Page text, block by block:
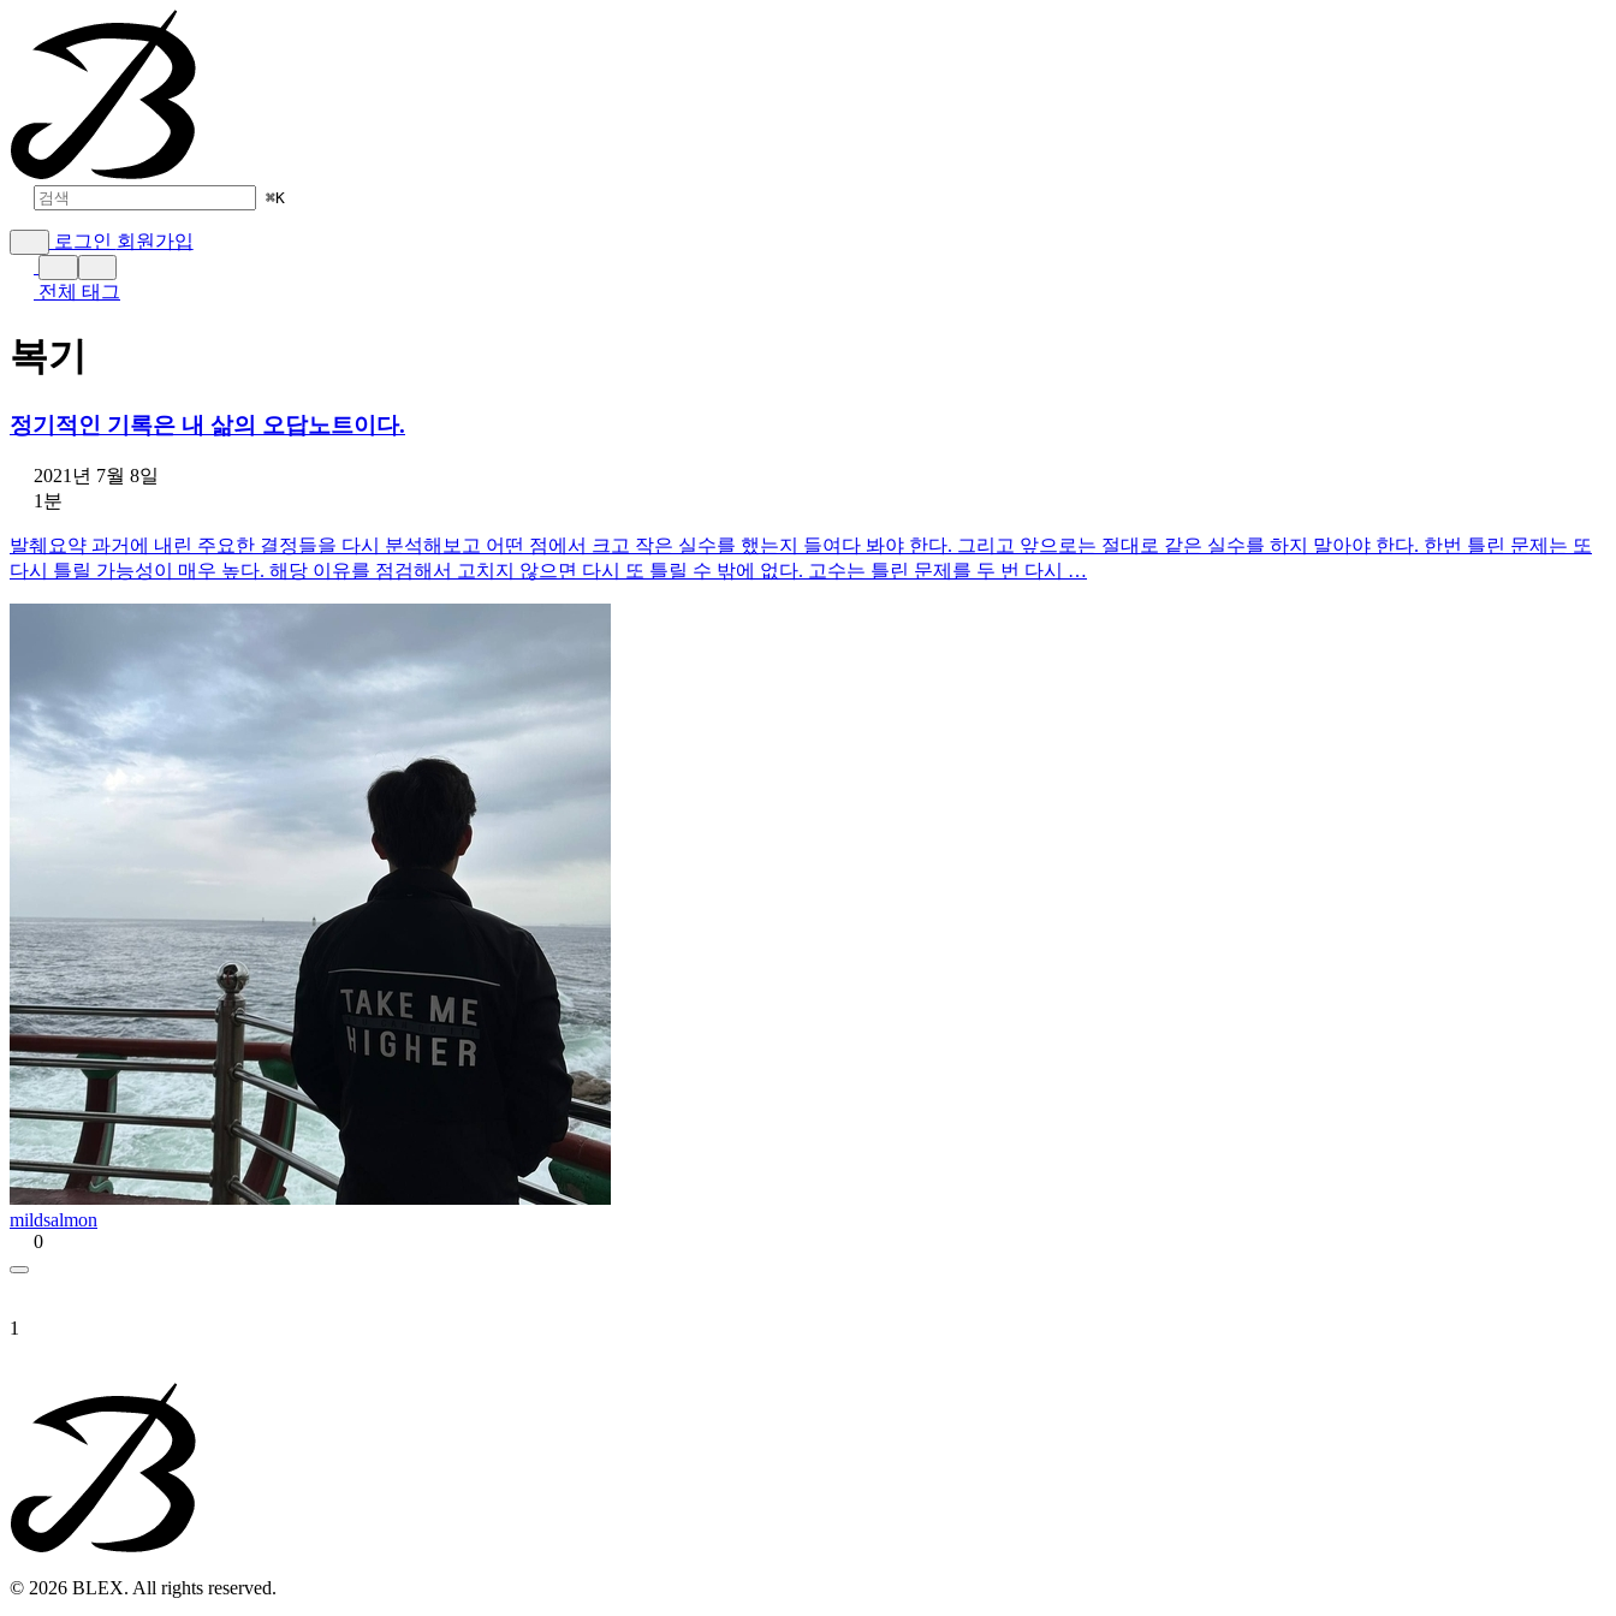
⌘K
로그인 회원가입
전체 태그
복기
정기적인 기록은 내 삶의 오답노트이다.
2021년 7월 8일
1분
발췌요약 과거에 내린 주요한 결정들을 다시 분석해보고 어떤 점에서 크고 작은 실수를 했는지 들여다 봐야 한다. 그리고 앞으로는 절대로 같은 실수를 하지 말아야 한다. 한번 틀린 문제는 또
다시 틀릴 가능성이 매우 높다. 해당 이유를 점검해서 고치지 않으면 다시 또 틀릴 수 밖에 없다. 고수는 틀린 문제를 두 번 다시 …
mildsalmon
0
1
© 2026 BLEX. All rights reserved.